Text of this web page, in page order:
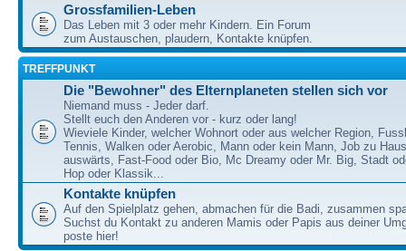
Grossfamilien-Leben
Das Leben mit 3 oder mehr Kindern. Ein Forum
zum Austauschen, plaudern, Kontakte knüpfen.
TREFFPUNKT
Die "Bewohner" des Elternplaneten stellen sich vor
Niemand muss - Jeder darf.
Stellt euch den Anderen vor - kurz oder lang!
Wieviele Kinder, welcher Wohnort oder aus welcher Region,
Tennis, Walken oder Aerobic, Mann oder kein Mann, Job zu
auswärts, Fast-Food oder Bio, Mc Dreamy oder Mr. Big, Stadt
Hop oder Klassik...
Kontakte knüpfen
Auf den Spielplatz gehen, abmachen für die Badi, zusammen
Suchst du Kontakt zu anderen Mamis oder Papis aus deiner
poste hier!